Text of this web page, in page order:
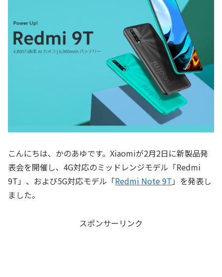
こんにちは、かのあゆです。Xiaomiが2月2日に新製品発
表会を開催し、4G対応のミッドレンジモデル「Redmi
9T」、および5G対応モデル「Redmi Note 9T 」を発表し
ました。
スポンサーリンク